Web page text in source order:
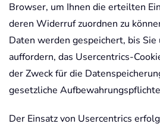
Browser, um Ihnen die erteilten
deren Widerruf zuordnen zu
Daten werden gespeichert, bis Sie
auffordern, das Usercentrics-
der Zweck für die
gesetzliche
Der Einsatz von Usercentrics